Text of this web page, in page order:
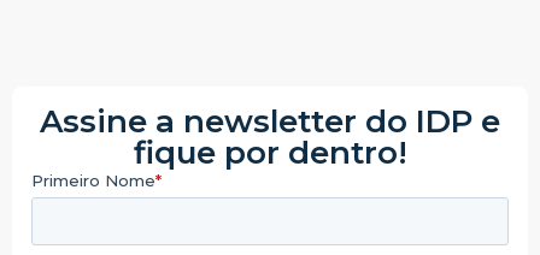
Assine a newsletter do IDP e
fique por dentro!